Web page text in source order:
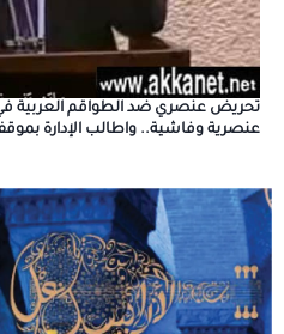
تحريض عنصري ضد الطواقم العربية
عنصرية وفاشية.. واطالب الإدارة